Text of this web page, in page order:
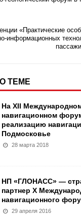
«Практические
информационных
ТЕМЕ
На XII
навигационном
реализацию
Подмосковье
28 марта 2018
НП «ГЛОНАСС» —
партнер Х
навигационного
29 апреля 2016